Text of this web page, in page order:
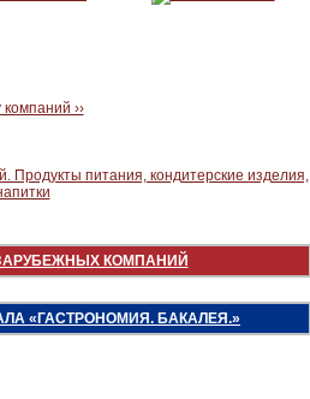
компаний ››
КОМПАНИЙ
«ГАСТРОНОМИЯ. БАКАЛЕЯ.»